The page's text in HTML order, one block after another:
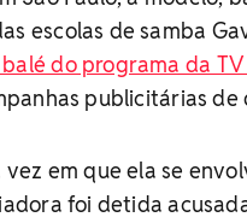
escolas de samba
do programa da
publicitárias
vez em que ela se
foi detida